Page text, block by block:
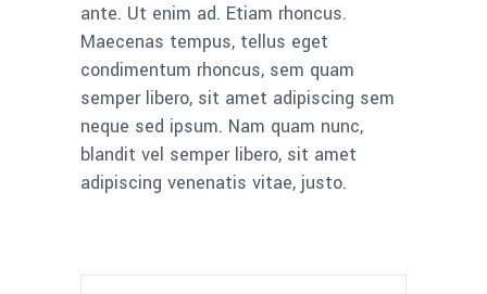
ante. Ut enim ad. Etiam rhoncus.
Maecenas tempus, tellus eget
condimentum rhoncus, sem quam
semper libero, sit amet adipiscing sem
neque sed ipsum. Nam quam nunc,
blandit vel semper libero, sit amet
adipiscing venenatis vitae, justo.